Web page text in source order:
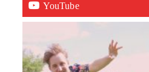
YouTube